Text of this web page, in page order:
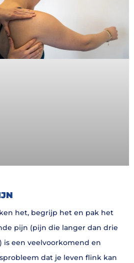
het, begrijp het en pak het
pijn (pijn die langer dan drie
is een veelvoorkomend en
dat je leven flink kan